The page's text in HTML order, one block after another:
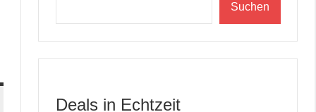
Suchen
Deals in Echtzeit